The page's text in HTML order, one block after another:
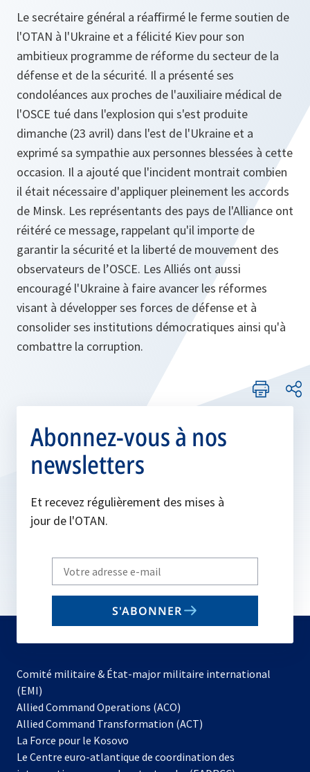
Le secrétaire général a réaffirmé le ferme soutien de
l'OTAN à l'Ukraine et a félicité Kiev pour son
ambitieux programme de réforme du secteur de la
défense et de la sécurité. Il a présenté ses
condoléances aux proches de l'auxiliaire médical de
l'OSCE tué dans l'explosion qui s'est produite
dimanche (23 avril) dans l'est de l'Ukraine et a
exprimé sa sympathie aux personnes blessées à cette
occasion. Il a ajouté que l'incident montrait combien
il était nécessaire d'appliquer pleinement les accords
de Minsk. Les représentants des pays de l'Alliance ont
réitéré ce message, rappelant qu'il importe de
garantir la sécurité et la liberté de mouvement des
observateurs de l’OSCE. Les Alliés ont aussi
encouragé l'Ukraine à faire avancer les réformes
visant à développer ses forces de défense et à
consolider ses institutions démocratiques ainsi qu'à
combattre la corruption.
Abonnez-vous à nos
newsletters
Et recevez régulièrement des mises à
jour de l'OTAN.
Write
your
email
S'ABONNER
Comité militaire & État-major militaire international
(EMI)
Allied Command Operations (ACO)
dans
nouvel
Allied Command Transformation (ACT)
La Force pour le Kosovo
dans
Le Centre euro-atlantique de coordination des